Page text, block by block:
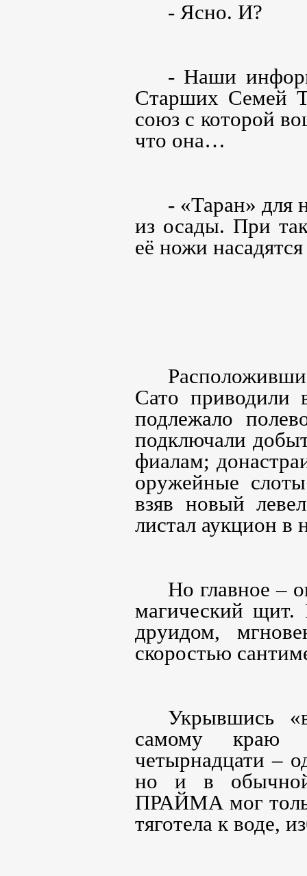
- Ясно. И?
- Наши
Старших Семей
союз с которой
что она…
- «Таран» для
из осады. При
её ножи
Сато приводили
подлежало
подключали
фиалам;
оружейные
взяв новый
листал аукцион в
Но главное –
магический щит.
друидом,
скоростью
Укрывшись
самому краю
четырнадцати –
но и в обычной
ПРАЙМА мог
тяготела к воде,